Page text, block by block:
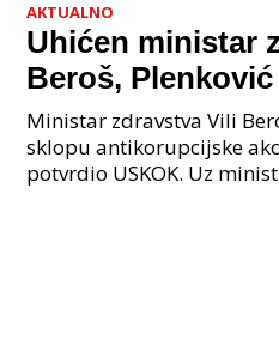
AKTUALNO
Uhićen ministar
Beroš,
Istraga USKOK-
Ministar zdravstva Vili
sklopu antikorupcijske
potvrdio USKOK. Uz